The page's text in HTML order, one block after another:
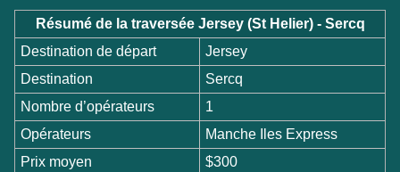
Résumé de la traversée Jersey (St Helier) - Sercq
Destination de départ
Jersey
Destination
Sercq
Nombre d’opérateurs
1
Opérateurs
Manche Iles Express
Prix moyen
$300